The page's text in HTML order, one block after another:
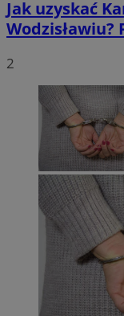
Jak uzyskać
2